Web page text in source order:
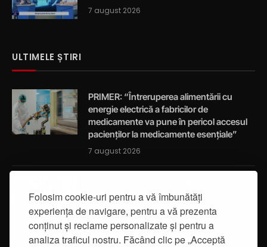
Folosim cookie-uri pentru a vă îmbunătăți
experiența de navigare, pentru a vă prezenta
conținut și reclame personalizate și pentru a
analiza traficul nostru. Făcând clic pe „Acceptă
7 august 2026
ULTIMELE ȘTIRI
PRIMER: “Întreruperea alimentării cu
energie electrică a fabricilor de
medicamente va pune în pericol accesul
pacienților la medicamente esențiale”
7 august 2026
integrității
7 august 2026